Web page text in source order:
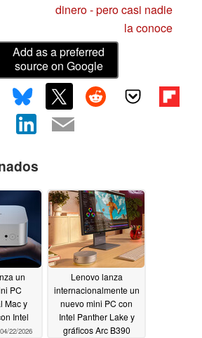
dinero - pero casi nadie
la conoce
Add as a preferred
source on Google
un
PC
Mac y
Intel
04/22/2026
Lenovo lanza
internacionalmente un
nuevo mini PC con
Intel Panther Lake y
gráficos Arc B390